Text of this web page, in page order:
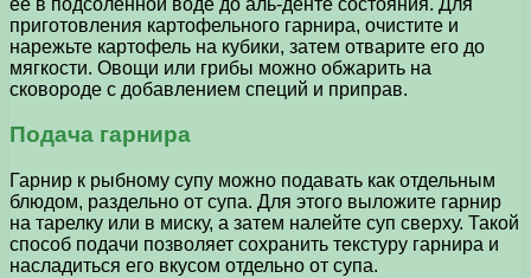
приготовления картофельного гарнира, очистите и
нарежьте картофель на кубики, затем отварите его до
мягкости. Овощи или грибы можно обжарить на
сковороде с добавлением специй и приправ.
Подача гарнира
Гарнир к рыбному супу можно подавать как отдельным
блюдом, раздельно от супа. Для этого выложите гарнир
на тарелку или в миску, а затем налейте суп сверху. Такой
способ подачи позволяет сохранить текстуру гарнира и
насладиться его вкусом отдельно от супа.